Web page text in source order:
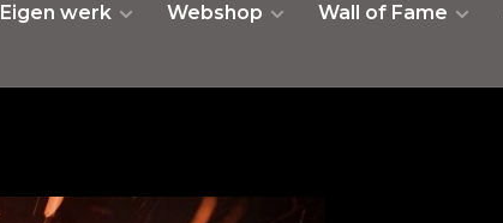
Eigen werk Webshop Wall of Fame